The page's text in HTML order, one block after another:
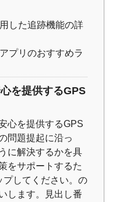
した追跡機能の詳
プリのおすすめラ
を提供するGPS
心を提供するGPS
問題提起に沿っ
に解決するかを具
をサポートするた
してください。の
します。見出し番